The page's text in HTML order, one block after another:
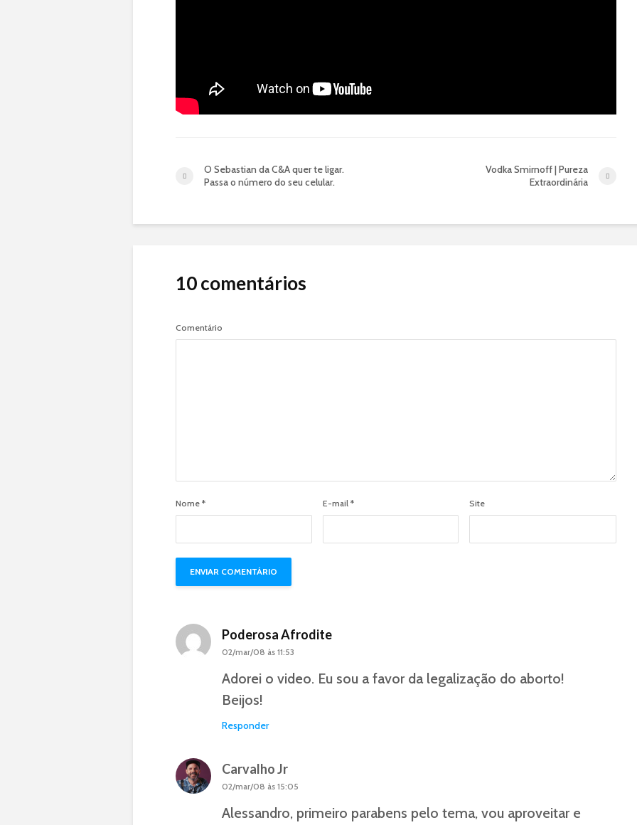
O Sebastian da C&A quer te ligar.
Passa o número do seu celular.
Vodka Smirnoff | Pureza
Extraordinária
10 comentários
Comentário
Nome * E-mail * Site
Poderosa Afrodite
02/mar/08 às 11:53
Adorei o video. Eu sou a favor da legalização do aborto!
Beijos!
Responder
Carvalho Jr
02/mar/08 às 15:05
Alessandro, primeiro parabens pelo tema, vou aproveitar e